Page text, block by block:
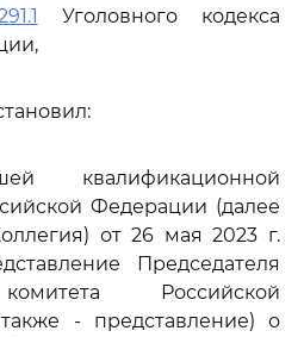
Уголовного кодекса
квалификационной
Федерации (далее
от 26 мая 2023 г.
Председателя
Российской
- представление) о